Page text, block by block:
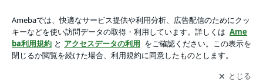
況） | 横浜市青葉区アロマサロン│体の力が抜けない大人女性
がほどける場所
アプリをダウンロードして ブログの更新通知
を受け取りまし
ょう。
開く